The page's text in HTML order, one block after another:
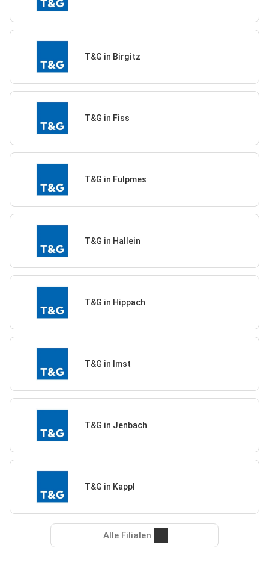
T&G in Birgitz
T&G in Fiss
T&G in Fulpmes
T&G in Hallein
T&G in Hippach
T&G in Imst
T&G in Jenbach
T&G in Kappl
Alle Filialen